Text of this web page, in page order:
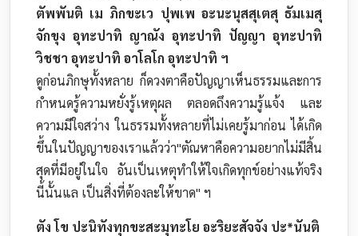
ตัพพันติ เม ภิกขะเว ปุพเพ อะนะนุสสุเตสุ ธัมเมสุ
จักขุง อุทะปาทิ ญาณัง อุทะปาทิ ปัญญา อุทะปาทิ
วิชชา อุทะปาทิ อาโลโก อุทะปาทิ ฯ
ดูก่อนภิกษุทั้งหลาย ก็ดวงตาคือปัญญาเห็นธรรมและการ
กำหนดรู้ความหยั่งรู้เหตุผล ตลอดถึงความรู้แจ้ง และ
ความมีใจสว่าง ในธรรมทั้งหลายที่ไม่เคยรู้มาก่อน ได้เกิด
ขึ้นในปัญญาของเราแล้วว่า"ตัณหาคือความอยากไม่มีสิ้น
สุดที่มีอยู่ในใจ อันเป็นเหตุทำให้ใจเกิดทุกข์อย่างแท้จริง
นี้นั้นแล เป็นสิ่งที่ต้องละให้ขาด" ฯ
ตัง โข ปะนิทังทุกขะสะมุทะโย อะริยะสัจจัง ปะ*นันติ